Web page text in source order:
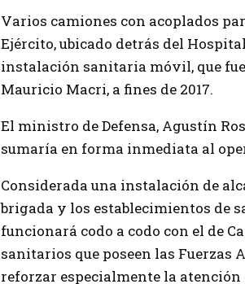
Varios camiones con acoplados
Ejército, ubicado detrás del
instalación sanitaria móvil, que
Mauricio Macri, a fines de 2017.
El ministro de Defensa, Agustín
sumaría en forma inmediata al
Considerada una instalación de
brigada y los establecimientos de
funcionará codo a codo con el de
sanitarios que poseen las Fuerzas
reforzar especialmente la atención